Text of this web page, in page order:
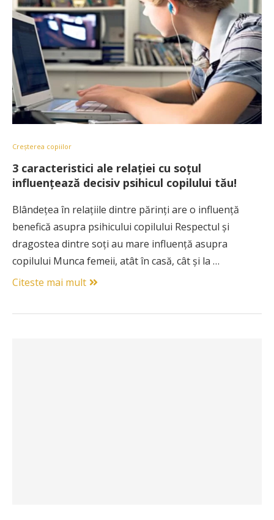
Creșterea copiilor
3 caracteristici ale relaţiei cu soţul
influenţează decisiv psihicul copilului tău!
Blândeţea în relaţiile dintre părinţi are o influenţă
benefică asupra psihicului copilului Respectul și
dragostea dintre soți au mare influență asupra
copilului Munca femeii, atât în casă, cât şi la …
Citeste mai mult